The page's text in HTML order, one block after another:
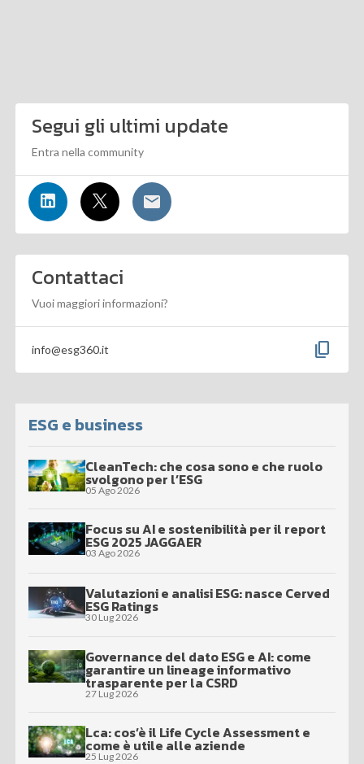
Segui gli ultimi update
Entra nella community
Contattaci
Vuoi maggiori informazioni?
info@esg360.it content_copy
ESG e business
CleanTech: che cosa sono e che ruolo
svolgono per l’ESG
05 Ago 2026
Focus su AI e sostenibilità per il report
ESG 2025 JAGGAER
03 Ago 2026
Valutazioni e analisi ESG: nasce Cerved
ESG Ratings
30 Lug 2026
Governance del dato ESG e AI: come
garantire un lineage informativo
trasparente per la CSRD
27 Lug 2026
Lca: cos’è il Life Cycle Assessment e
come è utile alle aziende
25 Lug 2026